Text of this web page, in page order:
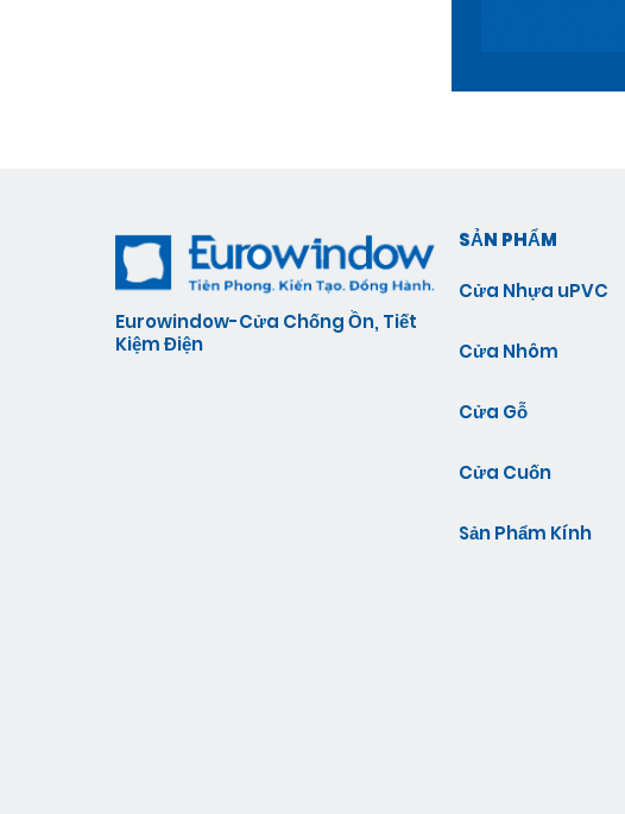
Eurowindow-Cửa Chống Ồn, Tiết
Kiệm Điện
SẢN PHẨM
Cửa Nhựa uPVC
Cửa Nhôm
Cửa Gỗ
Cửa Cuốn
Sản Phẩm Kính